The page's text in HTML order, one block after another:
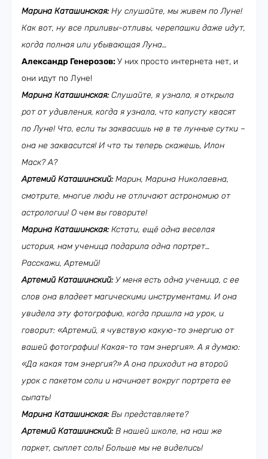
Марина Каташинская:Ну слушайте, мы живем по Луне!
Как вот, ну все приливы-отливы, черепашки даже идут,
когда полная или убывающая Луна…
Александр Генерозов:У них просто интернета нет, и
они идут по Луне!
Марина Каташинская:Слушайте, я узнала, я открыла
рот от удивления, когда я узнала, что капусту квасят
по Луне! Что, если ты заквасишь не в те лунные сутки –
она не заквасится! И что ты теперь скажешь, Илон
Маск? А?
Артемий Каташинский:Марин, Марина Николаевна,
смотрите, многие люди не отличают астрономию от
астрологии! О чем вы говорите!
Марина Каташинская:Кстати, ещё одна веселая
история, нам ученица подарила одна портрет…
Расскажи, Артемий!
Артемий Каташинский:У меня есть одна ученица, с ее
слов она владеет магическими инструментами. И она
увидела эту фотографию, когда пришла на урок, и
говорит: «Артемий, я чувствую какую-то энергию от
вашей фотографии! Какая-то там энергия». А я думаю:
«Да какая там энергия?» А она приходит на второй
урок с пакетом соли и начинает вокруг портрета ее
сыпать!
Марина Каташинская:Вы представляете?
Артемий Каташинский:В нашей школе, на наш же
паркет, сыплет соль! Больше мы не виделись!